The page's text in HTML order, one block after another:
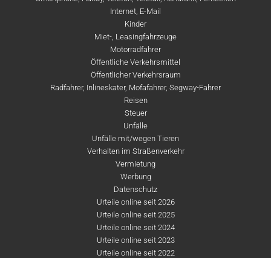
Internet, E-Mail
Kinder
Miet-, Leasingfahrzeuge
Motorradfahrer
Öffentliche Verkehrsmittel
Öffentlicher Verkehrsraum
Radfahrer, Inlineskater, Mofafahrer, Segway-Fahrer
Reisen
Steuer
Unfälle
Unfälle mit/wegen Tieren
Verhalten im Straßenverkehr
Vermietung
Werbung
Datenschutz
Urteile online seit 2026
Urteile online seit 2025
Urteile online seit 2024
Urteile online seit 2023
Urteile online seit 2022